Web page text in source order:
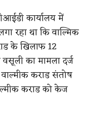
​​कार्यालय में
रहा था कि वाल्मिक
के खिलाफ 12
का मामला दर्ज
कराड संतोष
कराड को केज